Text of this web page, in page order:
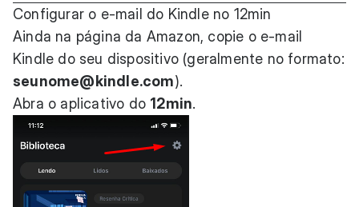
Configurar o e-mail do Kindle no 12min
Ainda na página da Amazon, copie o e-mail
Kindle do seu dispositivo (geralmente no formato:
seunome@kindle.com).
Abra o aplicativo do 12min.